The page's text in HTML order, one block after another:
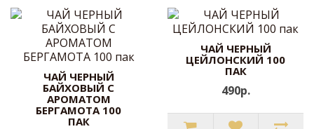
ЧАЙ ЧЕРНЫЙ
БАЙХОВЫЙ С
АРОМАТОМ
БЕРГАМОТА 100
ПАК
ЧАЙ ЧЕРНЫЙ
ЦЕЙЛОНСКИЙ 100
ПАК
490р.